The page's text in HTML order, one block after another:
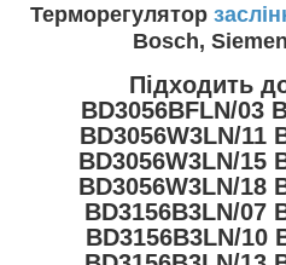
Терморегулятор
Bosch,
Підходить
BD3056BFLN/03
BD3056W3LN/11
BD3056W3LN/15
BD3056W3LN/18
BD3156B3LN/07
BD3156B3LN/10